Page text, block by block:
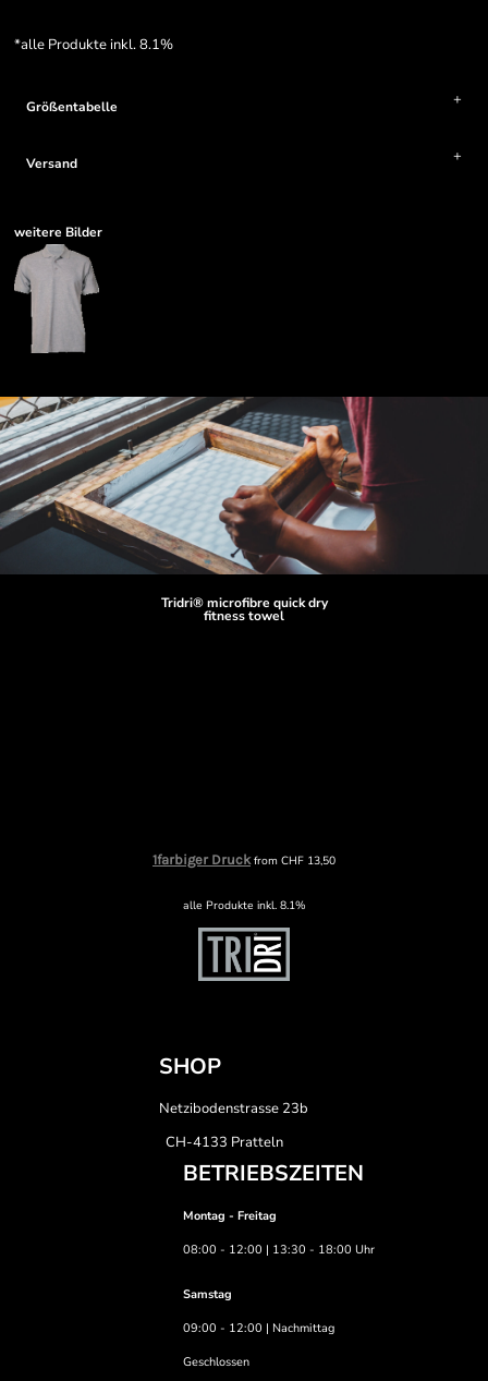
*alle Produkte inkl. 8.1%
Größentabelle
Versand
weitere Bilder
Tridri® microfibre quick dry
fitness towel
1farbiger Druckfrom CHF 13,50
alle Produkte inkl. 8.1%
SHOP
Netzibodenstrasse 23b
CH-4133 Pratteln
BETRIEBSZEITEN
Montag - Freitag
08:00 - 12:00 | 13:30 - 18:00 Uhr
Samstag
09:00 - 12:00 | Nachmittag
Geschlossen